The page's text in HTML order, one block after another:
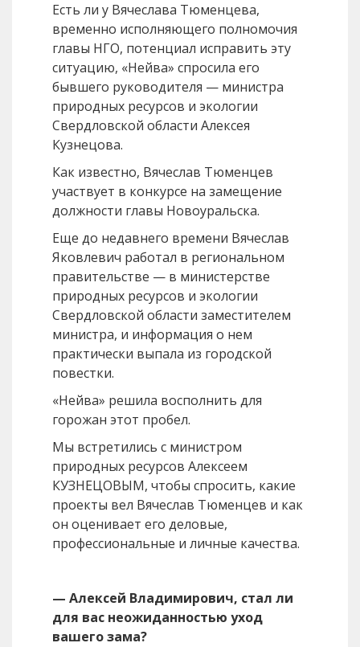
Есть ли у Вячеслава Тюменцева,
временно исполняющего полномочия
главы НГО, потенциал исправить эту
ситуацию, «Нейва» спросила его
бывшего руководителя — министра
природных ресурсов и экологии
Свердловской области Алексея
Кузнецова.
Как известно, Вячеслав Тюменцев
участвует в конкурсе на замещение
должности главы Новоуральска.
Еще до недавнего времени Вячеслав
Яковлевич работал в региональном
правительстве — в министерстве
природных ресурсов и экологии
Свердловской области заместителем
министра, и информация о нем
практически выпала из городской
повестки.
«Нейва» решила восполнить для
горожан этот пробел.
Мы встретились с министром
природных ресурсов Алексеем
КУЗНЕЦОВЫМ, чтобы спросить, какие
проекты вел Вячеслав Тюменцев и как
он оценивает его деловые,
профессиональные и личные качества.
— Алексей Владимирович, стал ли
для вас неожиданностью уход
вашего зама?